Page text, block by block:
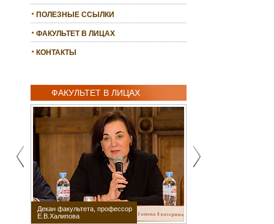
ПОЛЕЗНЫЕ ССЫЛКИ
ФАКУЛЬТЕТ В ЛИЦАХ
КОНТАКТЫ
ФАКУЛЬТЕТ В ЛИЦАХ
Декан факультета, профессор
Е.В.Халипова